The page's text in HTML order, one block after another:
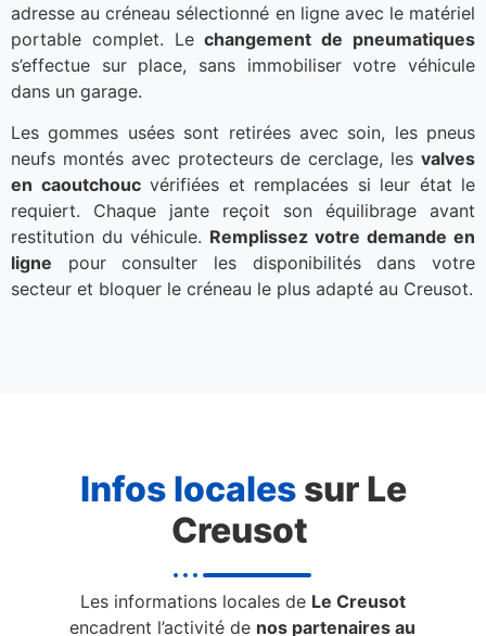
adresse au créneau sélectionné en ligne avec le matériel
portable complet. Lechangement de pneumatiques
s’effectue sur place, sans immobiliser votre véhicule
dans un garage.
Les gommes usées sont retirées avec soin, les pneus
neufs montés avec protecteurs de cerclage, les valves
en caoutchoucvérifiées et remplacées si leur état le
requiert. Chaque jante reçoit son équilibrage avant
restitution du véhicule. Remplissez votre demande en
ligne pour consulter les disponibilités dans votre
secteur et bloquer le créneau le plus adapté au Creusot.
Infos localessur Le
Creusot
Les informations locales de Le Creusot
encadrent l’activité de nos partenaires au